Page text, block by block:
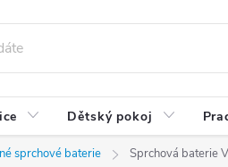
Dětský pokoj
sprchové baterie Sprchová baterie